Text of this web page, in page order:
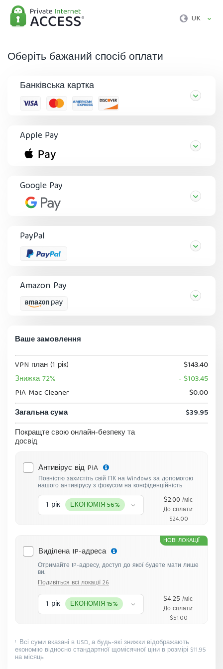
UK
Оберіть бажаний спосіб оплати
Банківська картка
Apple Pay
Google Pay
PayPal
Amazon Pay
Ваше замовлення
VPN план (1 рік)
$143.40
Знижка 72%
- $103.45
PIA Mac Cleaner
$0.00
Загальна сума
$39.95
Покращте свою онлайн-безпеку та
досвід
Антивірус від PIA
Повністю захистіть свій ПК на Windows за допомогою
нашого антивірусу з фокусом на конфіденційність
1 рік ЕКОНОМІЯ 56% $2.00 /міс.
До сплати:
$24.00
НОВІ ЛОКАЦІЇ
Виділена IP-адреса
Отримайте IP-адресу, доступ до якої будете мати лише
ви.
Подивіться всі локації 26
1 рік ЕКОНОМІЯ 15% $4.25/міс.
До сплати:
$51.00
1 Всі суми вказані в USD, а будь-які знижки відображають
економію відносно стандартної щомісячної ціни в розмірі $11.95
на місяць